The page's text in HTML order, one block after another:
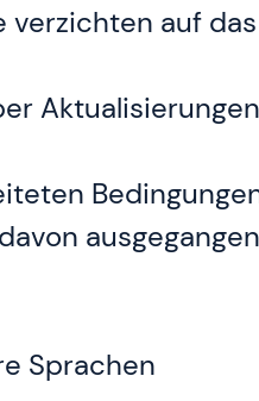
verzichten auf das
Aktualisierungen
Sprachen